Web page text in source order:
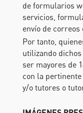
de formularios
servicios,
envío de
Por tanto,
utilizando
ser mayores de
con la
y/o tutores o